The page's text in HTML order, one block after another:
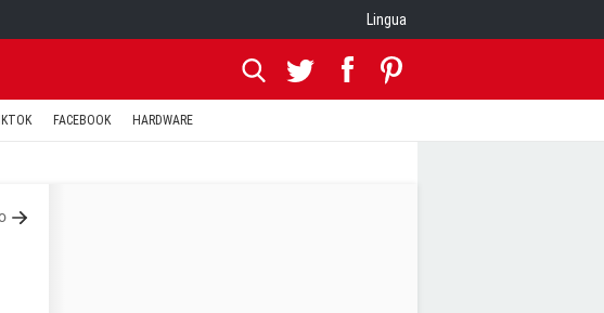
Lingua
FACEBOOK HARDWARE